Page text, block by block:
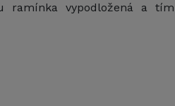
ramínka vypodložená a tím